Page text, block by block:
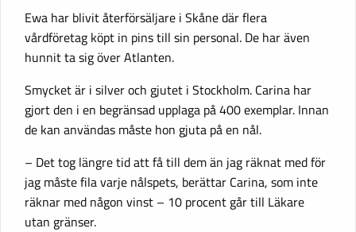
Ewa har blivit återförsäljare i Skåne där flera
vårdföretag köpt in pins till sin personal. De har även
hunnit ta sig över Atlanten.
Smycket är i silver och gjutet i Stockholm. Carina har
gjort den i en begränsad upplaga på 400 exemplar. Innan
de kan användas måste hon gjuta på en nål.
– Det tog längre tid att få till dem än jag räknat med för
jag måste fila varje nålspets, berättar Carina, som inte
räknar med någon vinst – 10 procent går till Läkare
utan gränser.